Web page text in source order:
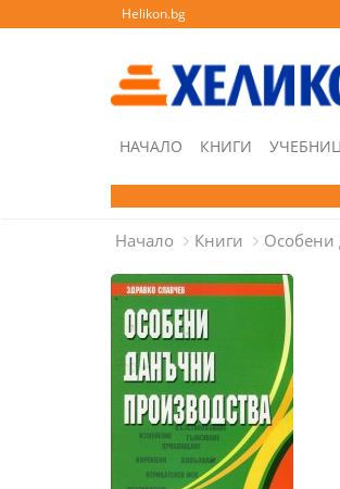
Helikon.bg
НАЧАЛО КНИГИ
Начало Книги Особени